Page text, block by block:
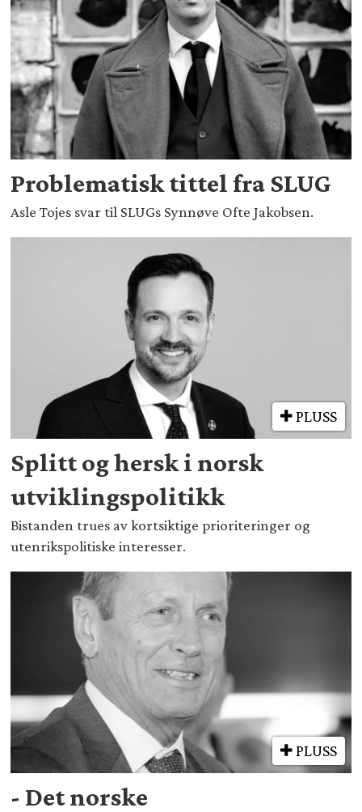
Problematisk tittel fra SLUG
Asle Tojes svar til SLUGs Synnøve Ofte Jakobsen.
PLUSS
Splitt og hersk i norsk
utviklingspolitikk
Bistanden trues av kortsiktige prioriteringer og
utenrikspolitiske interesser.
PLUSS
- Det norske